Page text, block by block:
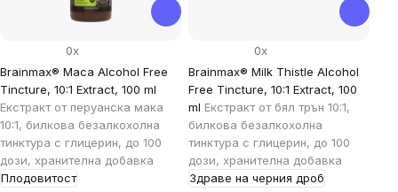
Brainmax® Maca Alcohol Free
Tincture, 10:1 Extract, 100 ml
Екстракт от перуанска мака
10:1, билкова безалкохолна
тинктура с глицерин, до 100
дози, хранителна добавка
Плодовитост
0x
Brainmax® Milk Thistle Alcohol
Free Tincture, 10:1 Extract, 100
ml Екстракт от бял трън 10:1,
билкова безалкохолна
тинктура с глицерин, до 100
дози, хранителна добавка
Здраве на черния дроб
0x